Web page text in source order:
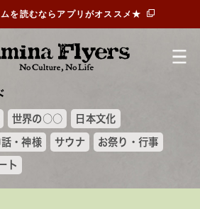
世界の○○ 日本文化
・神様 サウナ お祭り・行事
ト
を読むならアプリがオススメ★